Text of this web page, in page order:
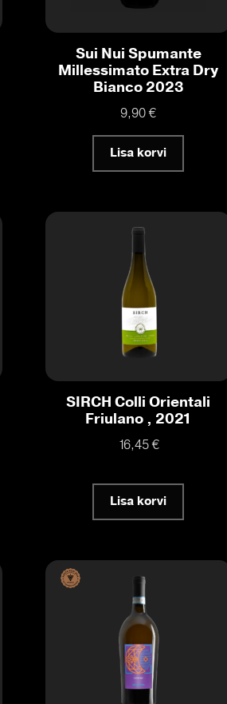
Sui Nui Spumante
Millessimato Extra Dry
Bianco 2023
9,90€
Lisa korvi
SIRCH Colli Orientali
Friulano , 2021
16,45€
Lisa korvi